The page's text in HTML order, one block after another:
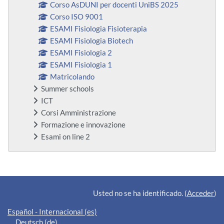
Corso AsDUNI per docenti UniBS 2025
Corso ISO 9001
ESAMI Fisiologia Fisioterapia
ESAMI Fisiologia Biotech
ESAMI Fisiologia 2
ESAMI Fisiologia 1
Matricolando
Summer schools
ICT
Corsi Amministrazione
Formazione e innovazione
Esami on line 2
Bloques suplementarios
Usted no se ha identificado. (Acceder)
Español - Internacional ‎(es)‎
Deutsch ‎(de)‎